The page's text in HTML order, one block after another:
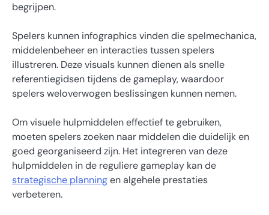
begrijpen.
Spelers kunnen infographics vinden die spelmechanica,
middelenbeheer en interacties tussen spelers
illustreren. Deze visuals kunnen dienen als snelle
referentiegidsen tijdens de gameplay, waardoor
spelers weloverwogen beslissingen kunnen nemen.
Om visuele hulpmiddelen effectief te gebruiken,
moeten spelers zoeken naar middelen die duidelijk en
goed georganiseerd zijn. Het integreren van deze
hulpmiddelen in de reguliere gameplay kan de
strategische planningen algehele prestaties
verbeteren.